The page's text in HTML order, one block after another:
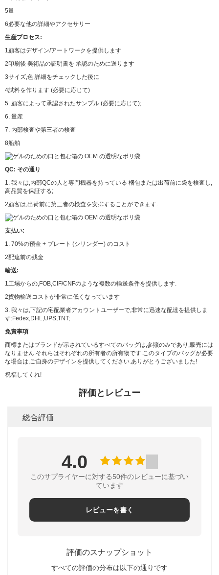
5量
6必要な他の詳細やアクセサリー
生産プロセス:
1顧客はデザイン/アートワークを提供します
2印刷後 美術品の証明書を 承認のために送ります
3サイズ,色,詳細をチェックした後に
4試料を作ります (必要に応じて)
5. 顧客によって承認されたサンプル (必要に応じて);
6. 量産
7. 内部検査や第三者の検査
8船舶
QC: その通り
1. 我々は,内部QCの人と専門機器を持っている 梱包または出荷前に袋を検査し,
高品質を保証する;
2顧客は,出荷前に第三者の検査を安排することができます.
支払い:
1. 70%の預金 + プレート (シリンダー) のコスト
2配達前の残金
輸送:
1工場からの,FOB,CIF/CNFのような複数の輸送条件を提供します.
2貨物輸送コストが非常に低くなっています
3. 我々は,下記の宅配業者アカウントユーザーで,非常に迅速な配達を提供しま
す:Fedex,DHL,UPS,TNT;
免責事項
商標またはブランドが示されているすべてのバッグは,参照のみであり,販売には
なりません.それらはそれぞれの所有者の所有物です.このタイプのバッグが必要
な場合は,ご自身のデザインを提供してください.ありがとうございました!
祝福してくれ!
評価とレビュー
総合評価
4.0
このサプライヤーに対する50件のレビューに基づい
ています
レビューを書く
評価のスナップショット
すべての評価の分布は以下の通りです